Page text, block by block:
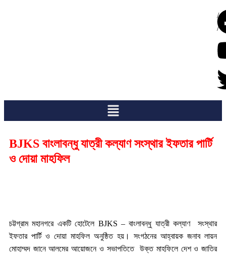
/
/
BJKS বাংলাবন্ধু যাত্রী কল্যাণ সংস্থার ইফতার পার্টি
ও দোয়া মাহফিল
চট্টগ্রাম মহানগরে একটি হোটেলে BJKS – বাংলাবন্ধু যাত্রী কল্যাণ সংস্থার
ইফতার পার্টি ও দোয়া মাহফিল অনুষ্ঠিত হয়। সংগঠনের আহ্বায়ক জনাব লায়ন
মোহাম্মদ জানে আলমের আয়োজনে ও সভাপতিতে উক্ত মাহফিলে দেশ ও জাতির